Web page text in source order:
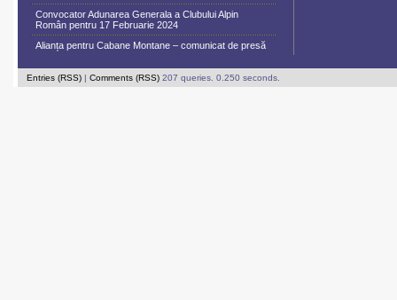
Convocator Adunarea Generala a Clubului Alpin
Român pentru 17 Februarie 2024
Alianța pentru Cabane Montane – comunicat de presă
Entries (RSS) | Comments (RSS) 207 queries. 0.250 seconds.